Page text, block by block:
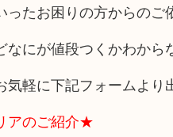
ったお困りの方からのご
なにが値段つくかわか
気軽に下記フォームより
アのご紹介★